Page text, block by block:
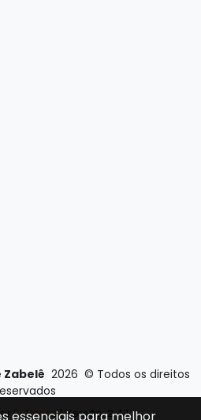
2026 © Todos os direitos
E-Ticons| Versão: 2.4.1